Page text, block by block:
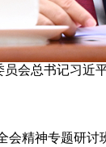
会总书记习
精神专题研